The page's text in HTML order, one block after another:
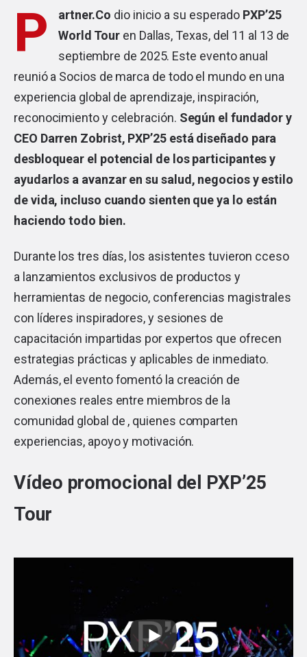
P artner.Co dio inicio a su esperado PXP’25
World Tour en Dallas, Texas, del 11 al 13 de
septiembre de 2025. Este evento anual
reunió a Socios de marca de todo el mundo en una
experiencia global de aprendizaje, inspiración,
reconocimiento y celebración. Según el fundador y
CEO Darren Zobrist, PXP’25 está diseñado para
desbloquear el potencial de los participantes y
ayudarlos a avanzar en su salud, negocios y estilo
de vida, incluso cuando sienten que ya lo están
haciendo todo bien.
Durante los tres días, los asistentes tuvieron cceso
a lanzamientos exclusivos de productos y
herramientas de negocio, conferencias magistrales
con líderes inspiradores, y sesiones de
capacitación impartidas por expertos que ofrecen
estrategias prácticas y aplicables de inmediato.
Además, el evento fomentó la creación de
conexiones reales entre miembros de la
comunidad global de , quienes comparten
experiencias, apoyo y motivación.
Vídeo promocional del PXP’25
Tour